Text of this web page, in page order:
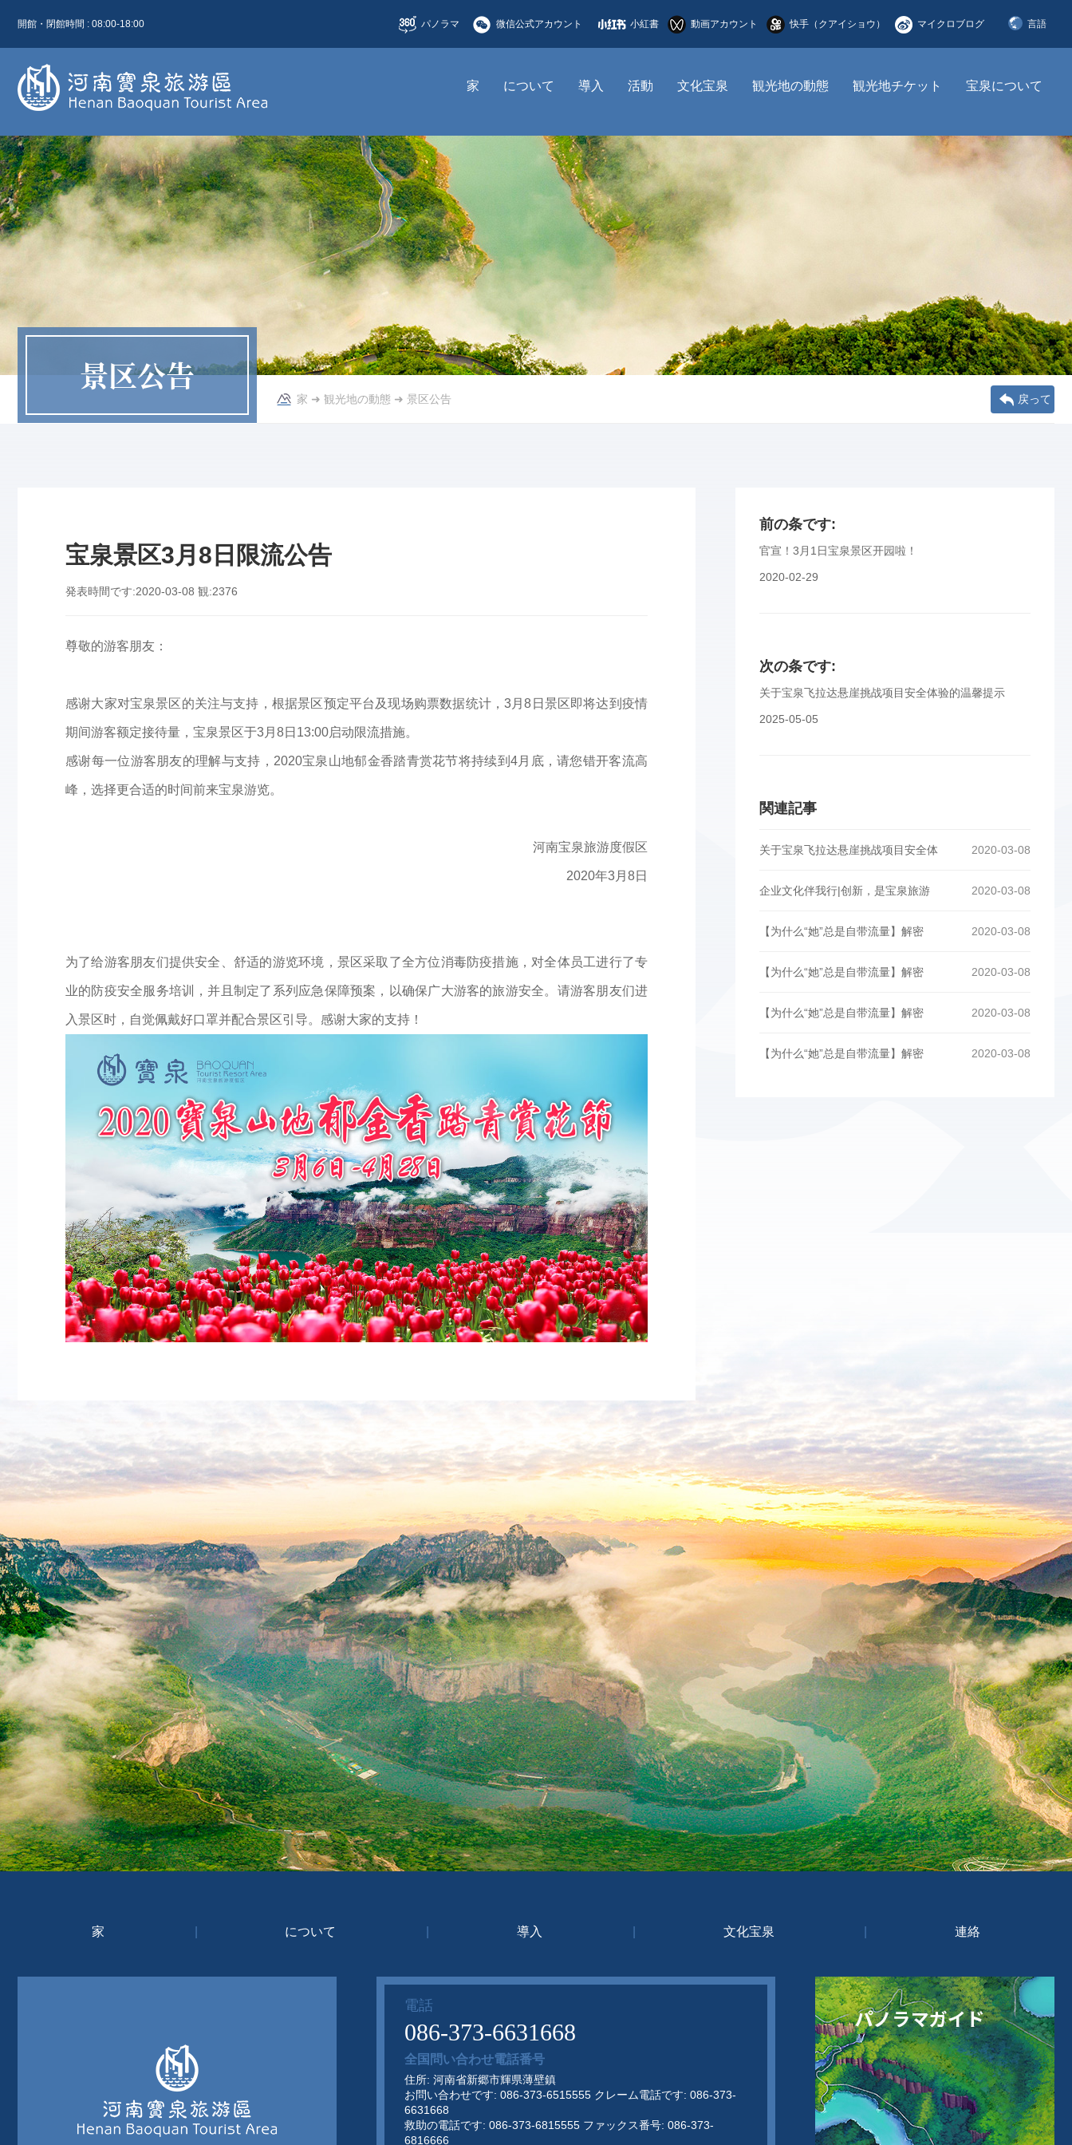
開館・閉館時間 : 08:00-18:00 言語
English
パノラマ 微信公式アカウント 小紅書 動画アカウント 快手（クアイショウ） マイクロブログ
家 について 導入 活動 文化宝泉 観光地の動態 観光地チケット 宝泉について
景区公告
家 ➜ 観光地の動態 ➜ 景区公告 戻って
宝泉景区3月8日限流公告
発表時間です:2020-03-08 観:2376
尊敬的游客朋友：
感谢大家对宝泉景区的关注与支持，根据景区预定平台及现场购票数据统计，3月8日景区即将达到疫情
期间游客额定接待量，宝泉景区于3月8日13:00启动限流措施。
感谢每一位游客朋友的理解与支持，2020宝泉山地郁金香踏青赏花节将持续到4月底，请您错开客流高
峰，选择更合适的时间前来宝泉游览。
河南宝泉旅游度假区
2020年3月8日
为了给游客朋友们提供安全、舒适的游览环境，景区采取了全方位消毒防疫措施，对全体员工进行了专
业的防疫安全服务培训，并且制定了系列应急保障预案，以确保广大游客的旅游安全。请游客朋友们进
入景区时，自觉佩戴好口罩并配合景区引导。感谢大家的支持！
前の条です:
官宣！3月1日宝泉景区开园啦！
2020-02-29
次の条です:
关于宝泉飞拉达悬崖挑战项目安全体验的温馨提示
2025-05-05
関連記事
2020-03-08
关于宝泉飞拉达悬崖挑战项目安全体
2020-03-08
企业文化伴我行|创新，是宝泉旅游
2020-03-08
【为什么“她”总是自带流量】解密
2020-03-08
【为什么“她”总是自带流量】解密
2020-03-08
【为什么“她”总是自带流量】解密
2020-03-08
【为什么“她”总是自带流量】解密
家 について 導入 文化宝泉 連絡
電話
086-373-6631668
全国問い合わせ電話番号
住所: 河南省新郷市輝県薄壁鎮
お問い合わせです: 086-373-6515555 クレーム電話です: 086-373-
6631668
救助の電話です: 086-373-6815555 ファックス番号: 086-373-
6816666